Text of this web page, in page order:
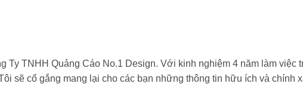
Ty TNHH Quảng Cáo No.1 Design. Với kinh nghiệm 4 năm làm việc
sẽ cố gắng mang lại cho các bạn những thông tin hữu ích và chính